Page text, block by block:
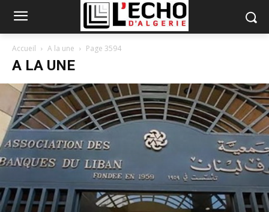
Accueil A la une Page 3594
A LA UNE